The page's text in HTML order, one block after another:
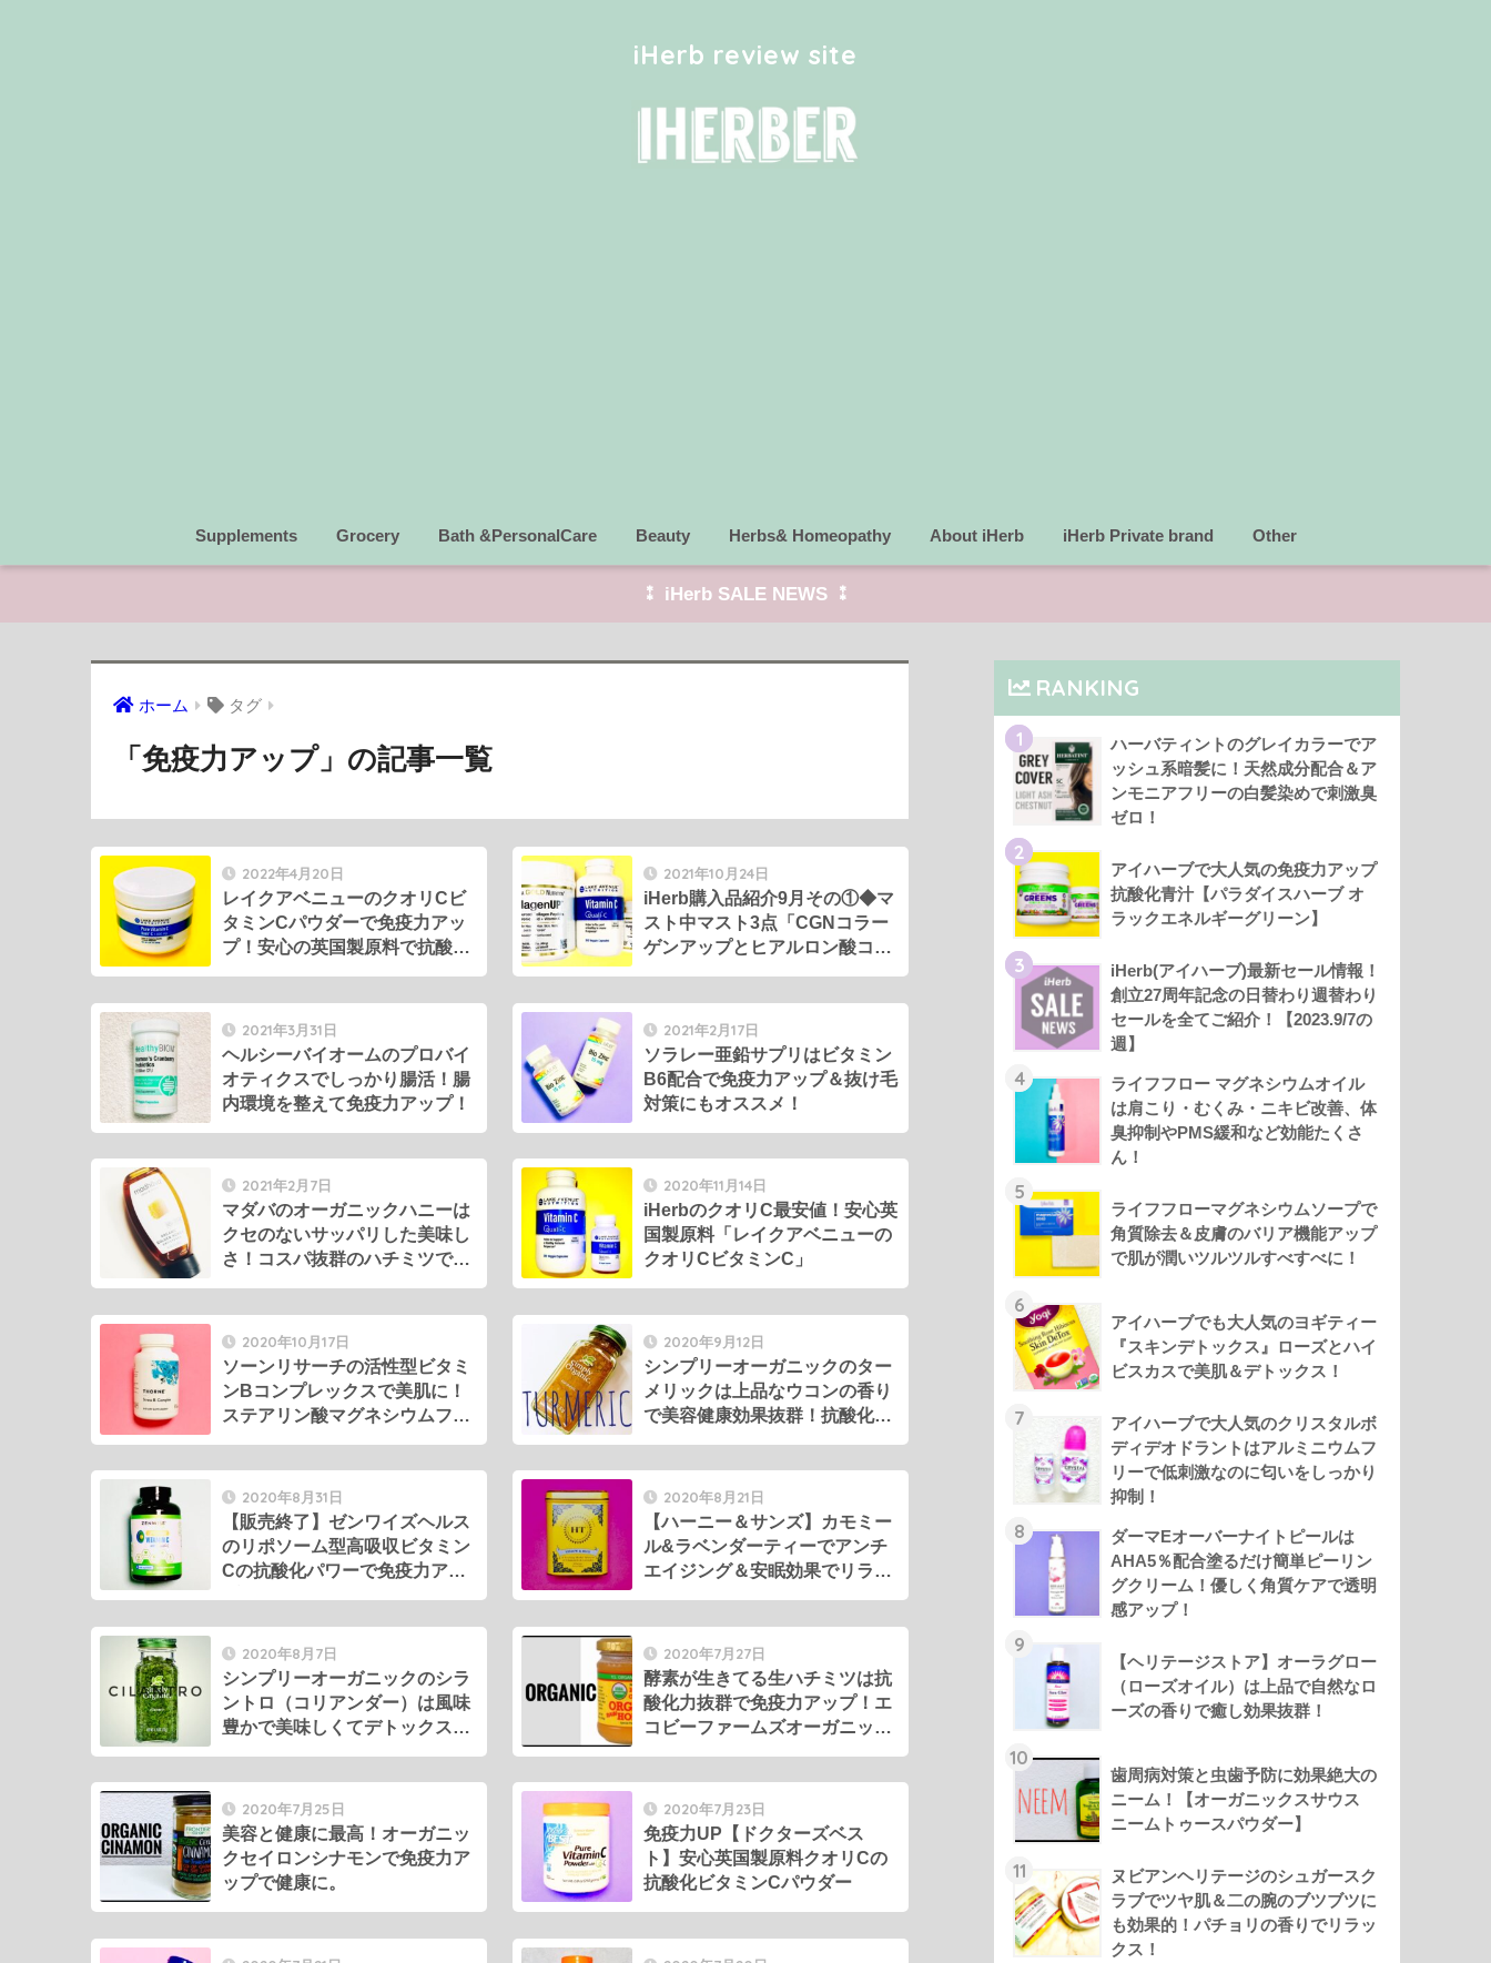
iHerb review site
Supplements Grocery Bath &PersonalCare Beauty Herbs& Homeopathy About iHerb iHerb Private brand Other
⁑ iHerb SALE NEWS ⁑
ホーム タグ
「免疫力アップ」の記事一覧
2022年4月20日
レイクアベニューのクオリCビ
タミンCパウダーで免疫力アッ
プ！安心の英国製原料で抗酸化
2021年10月24日
iHerb購入品紹介9月その①◆マ
スト中マスト3点「CGNコラー
ゲンアップとヒアルロン酸コン
2021年3月31日
ヘルシーバイオームのプロバイ
オティクスでしっかり腸活！腸
内環境を整えて免疫力アップ！
2021年2月17日
ソラレー亜鉛サプリはビタミン
B6配合で免疫力アップ＆抜け毛
対策にもオススメ！
2021年2月7日
マダバのオーガニックハニーは
クセのないサッパリした美味し
さ！コスパ抜群のハチミツで免
2020年11月14日
iHerbのクオリC最安値！安心英
国製原料「レイクアベニューの
クオリCビタミンC」
2020年10月17日
ソーンリサーチの活性型ビタミ
ンBコンプレックスで美肌に！
ステアリン酸マグネシウムフリ
2020年9月12日
シンプリーオーガニックのター
メリックは上品なウコンの香り
で美容健康効果抜群！抗酸化＆
2020年8月31日
【販売終了】ゼンワイズヘルス
のリポソーム型高吸収ビタミン
Cの抗酸化パワーで免疫力アッ
2020年8月21日
【ハーニー＆サンズ】カモミー
ル&ラベンダーティーでアンチ
エイジング＆安眠効果でリラッ
2020年8月7日
シンプリーオーガニックのシラ
ントロ（コリアンダー）は風味
豊かで美味しくてデトックス効
2020年7月27日
酵素が生きてる生ハチミツは抗
酸化力抜群で免疫力アップ！エ
コビーファームズオーガニック
2020年7月25日
美容と健康に最高！オーガニッ
クセイロンシナモンで免疫力ア
ップで健康に。
2020年7月23日
免疫力UP【ドクターズベス
ト】安心英国製原料クオリCの
抗酸化ビタミンCパウダー
RANKING
1
ハーバティントのグレイカラーでア
ッシュ系暗髪に！天然成分配合＆ア
ンモニアフリーの白髪染めで刺激臭
ゼロ！
2
アイハーブで大人気の免疫力アップ
抗酸化青汁【パラダイスハーブ オ
ラックエネルギーグリーン】
3
iHerb(アイハーブ)最新セール情報！
創立27周年記念の日替わり週替わり
セールを全てご紹介！【2023.9/7の
週】
4
ライフフロー マグネシウムオイル
は肩こり・むくみ・ニキビ改善、体
臭抑制やPMS緩和など効能たくさ
ん！
5
ライフフローマグネシウムソープで
角質除去＆皮膚のバリア機能アップ
で肌が潤いツルツルすべすべに！
6
アイハーブでも大人気のヨギティー
『スキンデトックス』ローズとハイ
ビスカスで美肌＆デトックス！
7
アイハーブで大人気のクリスタルボ
ディデオドラントはアルミニウムフ
リーで低刺激なのに匂いをしっかり
抑制！
8
ダーマEオーバーナイトピールは
AHA5％配合塗るだけ簡単ピーリン
グクリーム！優しく角質ケアで透明
感アップ！
9
【ヘリテージストア】オーラグロー
（ローズオイル）は上品で自然なロ
ーズの香りで癒し効果抜群！
10
歯周病対策と虫歯予防に効果絶大の
ニーム！【オーガニックスサウス
ニームトゥースパウダー】
11
ヌビアンヘリテージのシュガースク
ラブでツヤ肌＆二の腕のブツブツに
も効果的！パチョリの香りでリラッ
クス！